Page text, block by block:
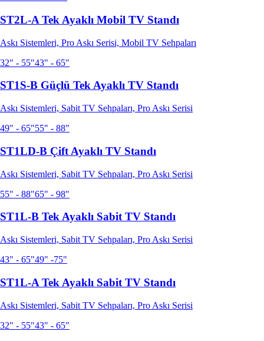
ST2L-A Tek Ayaklı Mobil TV Standı
Askı Sistemleri, Pro Askı Serisi, Mobil TV Sehpaları
32" - 55"43" - 65"
ST1S-B Güçlü Tek Ayaklı TV Standı
Askı Sistemleri, Sabit TV Sehpaları, Pro Askı Serisi
49" - 65"55" - 88"
ST1LD-B Çift Ayaklı TV Standı
Askı Sistemleri, Sabit TV Sehpaları, Pro Askı Serisi
55" - 88"65" - 98"
ST1L-B Tek Ayaklı Sabit TV Standı
Askı Sistemleri, Sabit TV Sehpaları, Pro Askı Serisi
43" - 65"49" -75"
ST1L-A Tek Ayaklı Sabit TV Standı
Askı Sistemleri, Sabit TV Sehpaları, Pro Askı Serisi
32" - 55"43" - 65"